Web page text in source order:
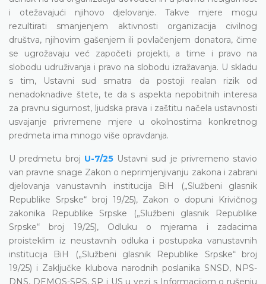
i otežavajući njihovo djelovanje. Takve mjere mogu
rezultirati smanjenjem aktivnosti organizacija civilnog
društva, njihovim gašenjem ili povlačenjem donatora, čime
se ugrožavaju već započeti projekti, a time i pravo na
slobodu udruživanja i pravo na slobodu izražavanja. U skladu
s tim, Ustavni sud smatra da postoji realan rizik od
nenadoknadive štete, te da s aspekta nepobitnih interesa
za pravnu sigurnost, ljudska prava i zaštitu načela ustavnosti
usvajanje privremene mjere u okolnostima konkretnog
predmeta ima mnogo više opravdanja.
U predmetu broj U-7/25Ustavni sud je privremeno stavio
van pravne snage Zakon o neprimjenjivanju zakona i zabrani
djelovanja vanustavnih institucija BiH („Službeni glasnik
Republike Srpske“ broj 19/25), Zakon o dopuni Krivičnog
zakonika Republike Srpske („Službeni glasnik Republike
Srpske“ broj 19/25), Odluku o mjerama i zadacima
proisteklim iz neustavnih odluka i postupaka vanustavnih
institucija BiH („Službeni glasnik Republike Srpske“ broj
19/25) i Zaključke klubova narodnih poslanika SNSD, NPS-
DNS, DEMOS-SPS, SP i US u vezi s Informacijom o rušenju